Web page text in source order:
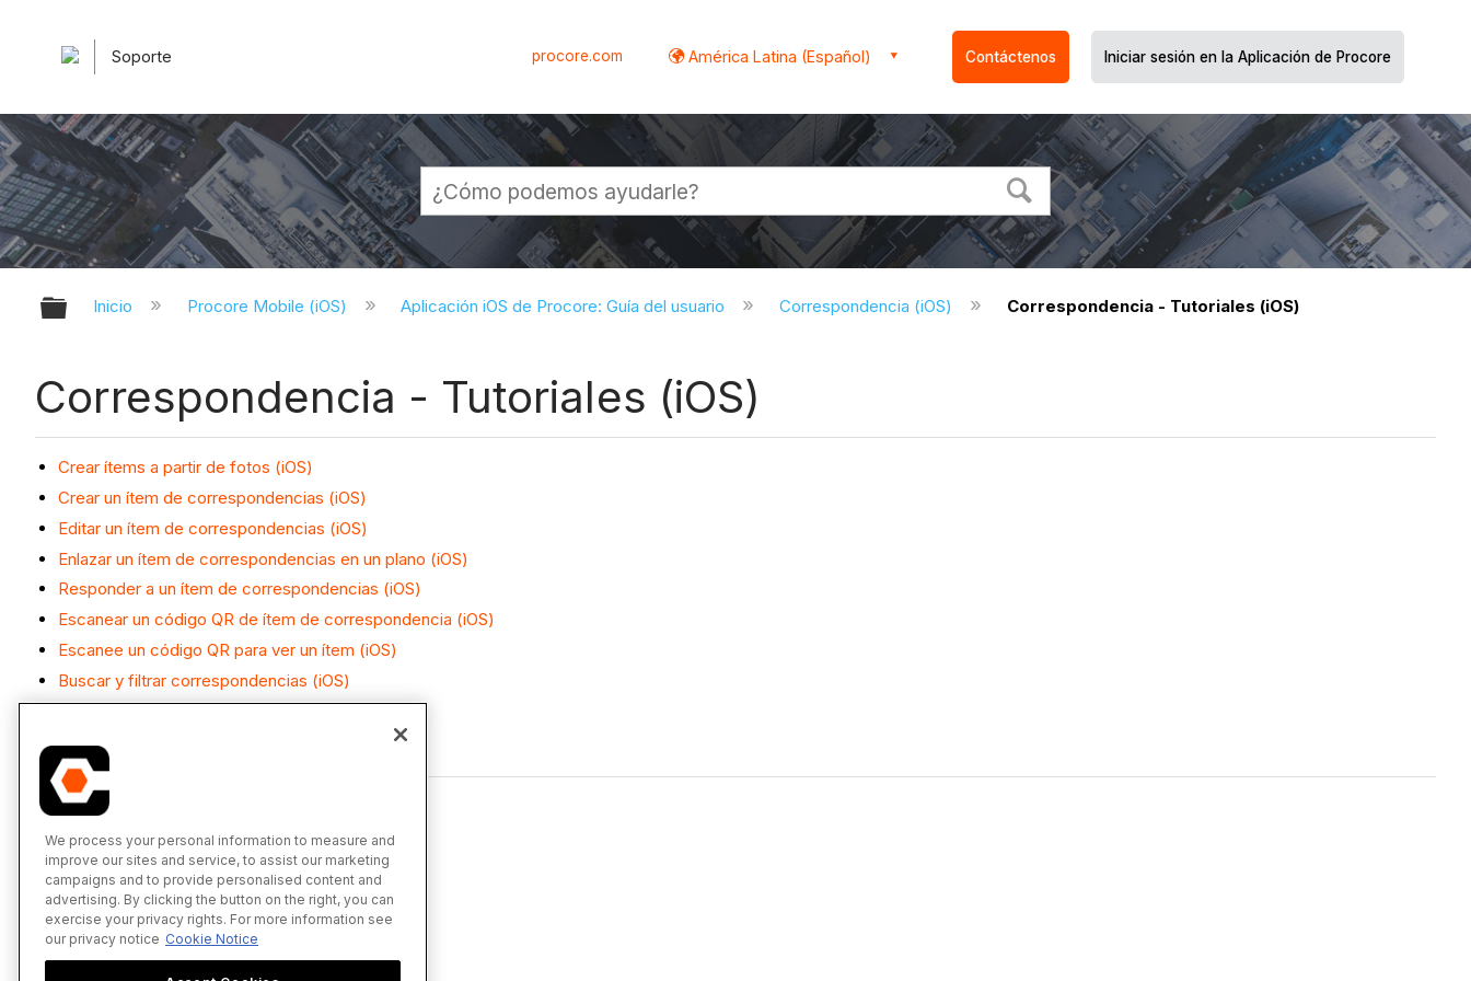
Soporte procore.com América Latina (Español) Contáctenos Iniciar sesión en la Aplicación de Procore
Expandir/contraer jerarquía global
Inicio Procore Mobile (iOS) Aplicación iOS de Procore: Guía del usuario Correspondencia (iOS) Correspondencia - Tutoriales (iOS)
Correspondencia - Tutoriales (iOS)
Crear ítems a partir de fotos (iOS)
Crear un ítem de correspondencias (iOS)
Editar un ítem de correspondencias (iOS)
Enlazar un ítem de correspondencias en un plano (iOS)
Responder a un ítem de correspondencias (iOS)
Escanear un código QR de ítem de correspondencia (iOS)
Escanee un código QR para ver un ítem (iOS)
Buscar y filtrar correspondencias (iOS)
Ver un ítem de correspondencias (iOS)
We process your personal information to measure and
improve our sites and service, to assist our marketing
campaigns and to provide personalised content and
advertising. By clicking the button on the right, you can
exercise your privacy rights. For more information see
our privacy notice Cookie Notice